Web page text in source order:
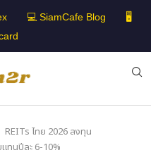
💻 SiamCafe Blog
🖥️
REITs ไทย 2026 ลงทุน
ทนปีละ 6-10%